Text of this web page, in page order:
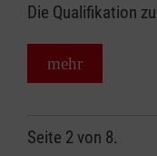
Die Qualifikation
mehr
Seite 2 von 8.